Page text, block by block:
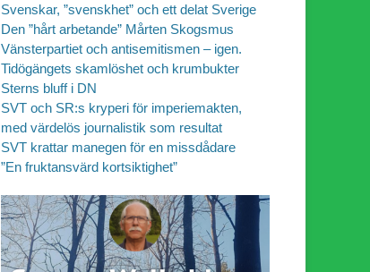
Svenskar, ”svenskhet” och ett delat Sverige
Den ”hårt arbetande” Mårten Skogsmus
Vänsterpartiet och antisemitismen – igen.
Tidögängets skamlöshet och krumbukter
Sterns bluff i DN
SVT och SR:s kryperi för imperiemakten,
med värdelös journalistik som resultat
SVT krattar manegen för en missdådare
”En fruktansvärd kortsiktighet”